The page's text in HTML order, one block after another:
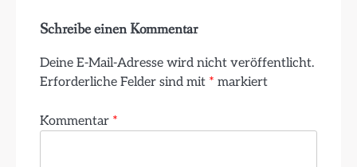
Schreibe einen Kommentar
Deine E-Mail-Adresse wird nicht veröffentlicht.
Erforderliche Felder sind mit * markiert
Kommentar *